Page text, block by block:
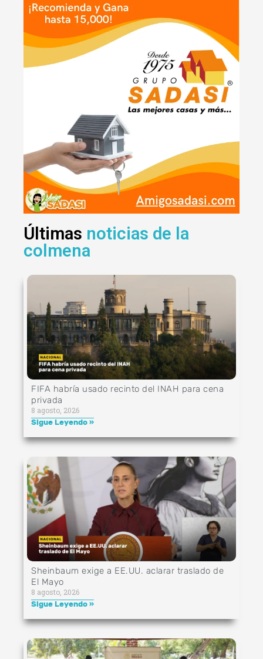
Últimas noticias de la
colmena
FIFA habría usado recinto del INAH para cena
privada
8 agosto, 2026
Sigue Leyendo »
Sheinbaum exige a EE.UU. aclarar traslado de
El Mayo
8 agosto, 2026
Sigue Leyendo »